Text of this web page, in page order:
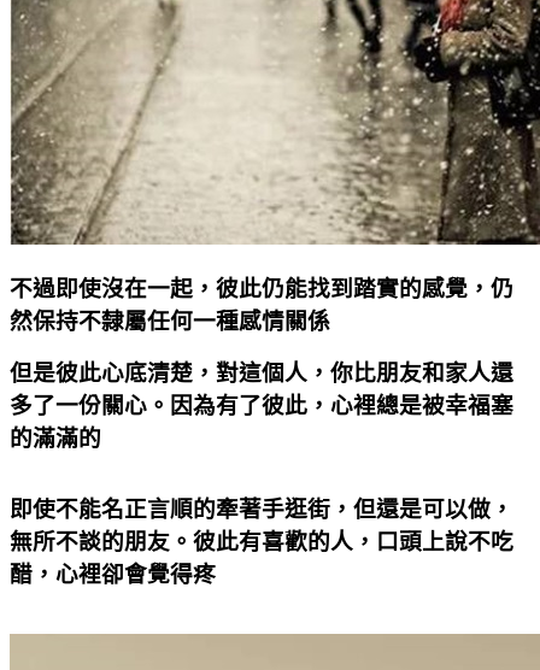
不過即使沒在一起，彼此仍能找到踏實的感覺，仍
然保持不隸屬任何一種感情關係
但是彼此心底清楚，對這個人，你比朋友和家人還
多了一份關心。因為有了彼此，心裡總是被幸福塞
的滿滿的
即使不能名正言順的牽著手逛街，但還是可以做，
無所不談的朋友。彼此有喜歡的人，口頭上說不吃
醋，心裡卻會覺得疼